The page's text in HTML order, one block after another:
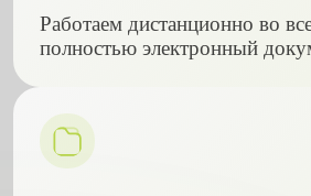
Работаем дистанционно во
полностью электронный